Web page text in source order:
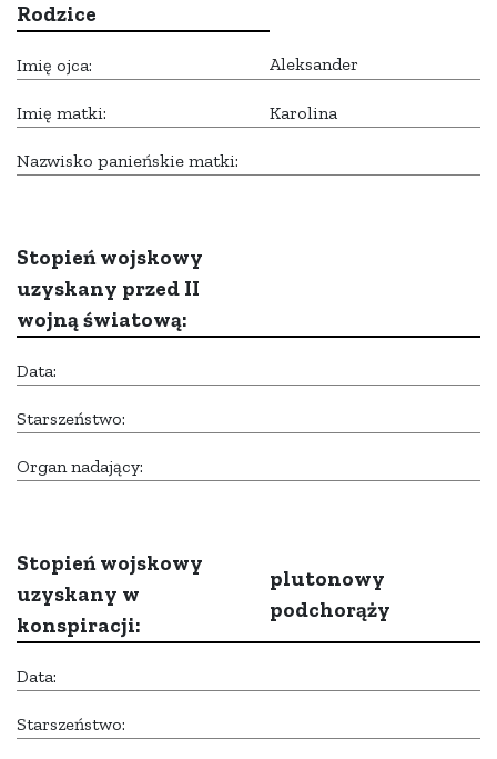
Rodzice
Imię ojca: Aleksander
Imię matki: Karolina
Nazwisko panieńskie matki:
Stopień wojskowy
uzyskany przed II
wojną światową:
Data:
Starszeństwo:
Organ nadający:
Stopień wojskowy
uzyskany w
konspiracji:
plutonowy
podchorąży
Data:
Starszeństwo: